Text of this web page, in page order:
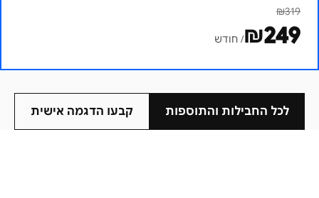
₪319
₪249 / חודש
לכל החבילות והתוספות קבעו הדגמה אישית